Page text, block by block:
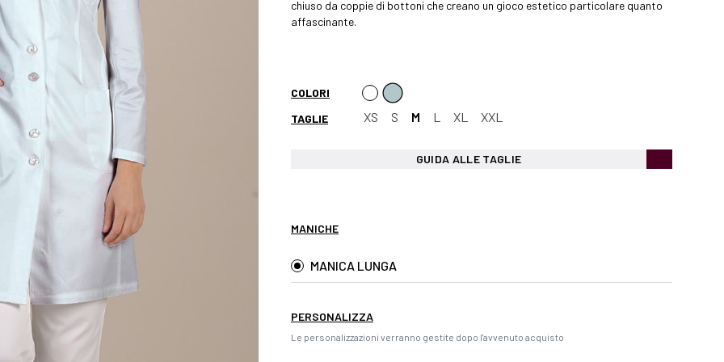
chiuso da coppie di bottoni che creano un gioco estetico particolare quanto
affascinante.
COLORI
TAGLIE
XS S M L XL XXL
GUIDA ALLE TAGLIE
MANICHE
MANICA LUNGA
PERSONALIZZA
Le personalizzazioni verranno gestite dopo l'avvenuto acquisto